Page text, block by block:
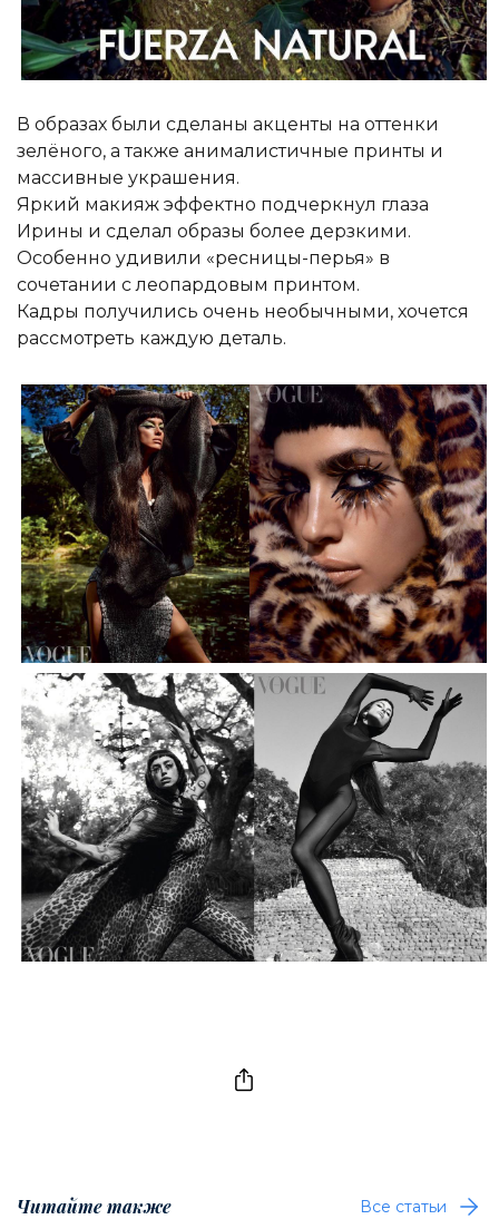
В образах были сделаны акценты на оттенки
зелёного, а также анималистичные принты и
массивные украшения.
Яркий макияж эффектно подчеркнул глаза
Ирины и сделал образы более дерзкими.
Особенно удивили «ресницы-перья» в
сочетании с леопардовым принтом.
Кадры получились очень необычными, хочется
рассмотреть каждую деталь.
Читайте также Все статьи